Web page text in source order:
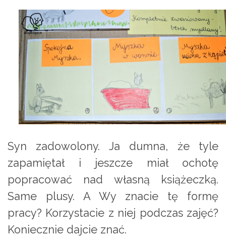
Syn zadowolony. Ja dumna, że tyle
zapamiętał i jeszcze miał ochotę
popracować nad własną książeczką.
Same plusy. A Wy znacie tę formę
pracy? Korzystacie z niej podczas zajęć?
Koniecznie dajcie znać.